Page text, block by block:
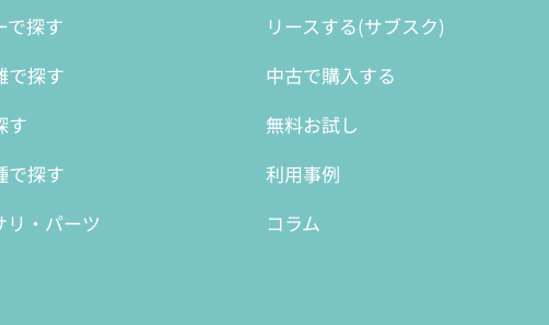
で探す
で探す
す
で探す
リ・パーツ
リースする(サブスク)
中古で購入する
無料お試し
利用事例
コラム